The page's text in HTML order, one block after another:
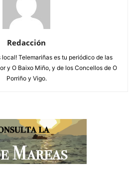
Redacción
local! Telemariñas es tu periódico de las
y O Baixo Miño, y de los Concellos de O
Porriño y Vigo.